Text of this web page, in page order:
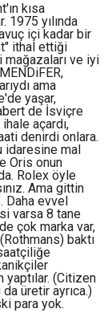
kısa
1975 yılında
içi kadar bir
ithal ettiği
mağazaları ve iyi
ama
yaşar,
de İsviçre
açardı,
denirdi onlara.
idaresine mal
Oris onun
Rolex öyle
Ama gittin
Daha evvel
varsa 8 tane
çok marka var,
baktı
yaptılar. (Citizen
üretir ayrıca.)
para yok.